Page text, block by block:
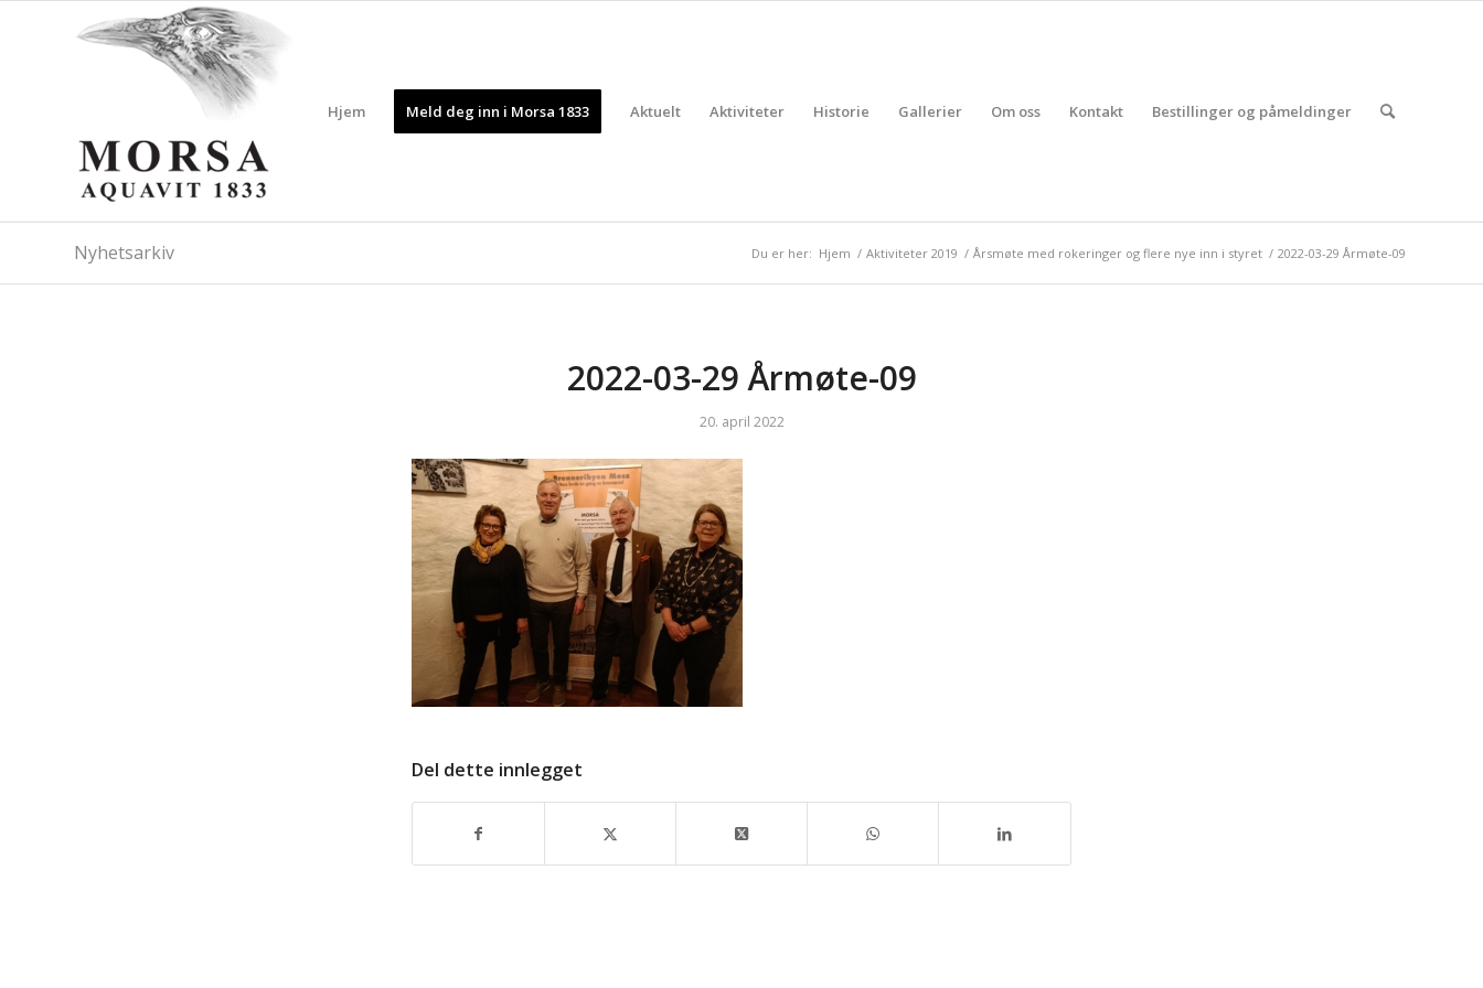
Hjem Meld deg inn i Morsa 1833 Aktuelt Aktiviteter Historie Gallerier Om oss Kontakt Bestillinger og påmeldinger
Nyhetsarkiv Du er her: Hjem / Aktiviteter 2019 / Årsmøte med rokeringer og flere nye inn i styret / 2022-03-29 Årmøte-09
2022-03-29 Årmøte-09
20. april 2022
Del dette innlegget